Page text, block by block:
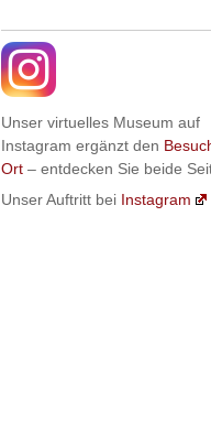
Unser virtuelles Museum auf
Instagram ergänzt den
Ort – entdecken Sie beide
Unser Auftritt bei Instagram